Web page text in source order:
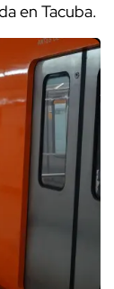
en Tacuba.